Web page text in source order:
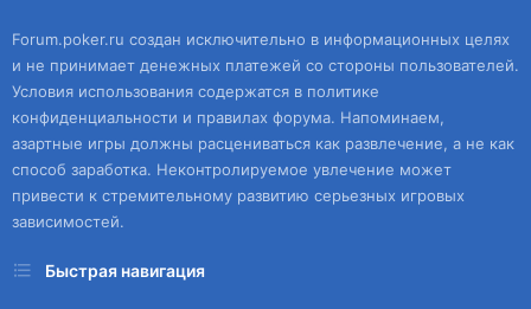
Forum.poker.ru создан исключительно в информационных целях
и не принимает денежных платежей со стороны пользователей.
Условия использования содержатся в политике
конфиденциальности и правилах форума. Напоминаем,
азартные игры должны расцениваться как развлечение, а не как
способ заработка. Неконтролируемое увлечение может
привести к стремительному развитию серьезных игровых
зависимостей.
Быстрая навигация